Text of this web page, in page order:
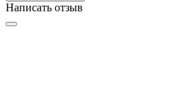
Написать отзыв